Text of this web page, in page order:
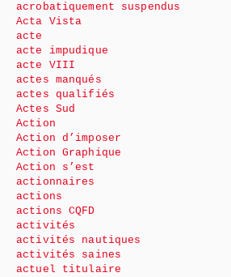
acrobatiquement suspendus
Acta Vista
acte
acte impudique
acte VIII
actes manqués
actes qualifiés
Actes Sud
Action
Action d’imposer
Action Graphique
Action s’est
actionnaires
actions
actions CQFD
activités
activités nautiques
activités saines
actuel titulaire